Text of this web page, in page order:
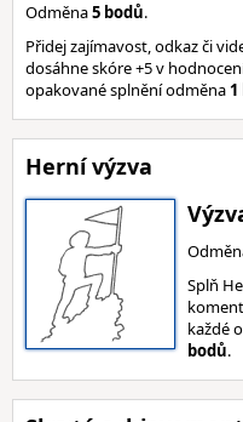
Odměna5 bodů.
Přidej zajímavost, odkaz či
dosáhne skóre +5 v
opakované splnění odměna
Herní výzva
Splň
každé
bodů.